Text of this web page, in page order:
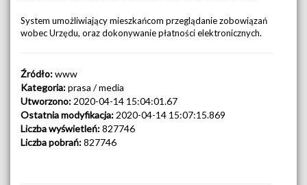
System umożliwiający mieszkańcom przeglądanie zobowiązań
wobec Urzędu, oraz dokonywanie płatności elektronicznych.
Źródło:www
Kategoria:prasa / media
Utworzono: 2020-04-14 15:04:01.67
Ostatnia modyfikacja: 2020-04-14 15:07:15.869
Liczba wyświetleń:827746
Liczba pobrań:827746